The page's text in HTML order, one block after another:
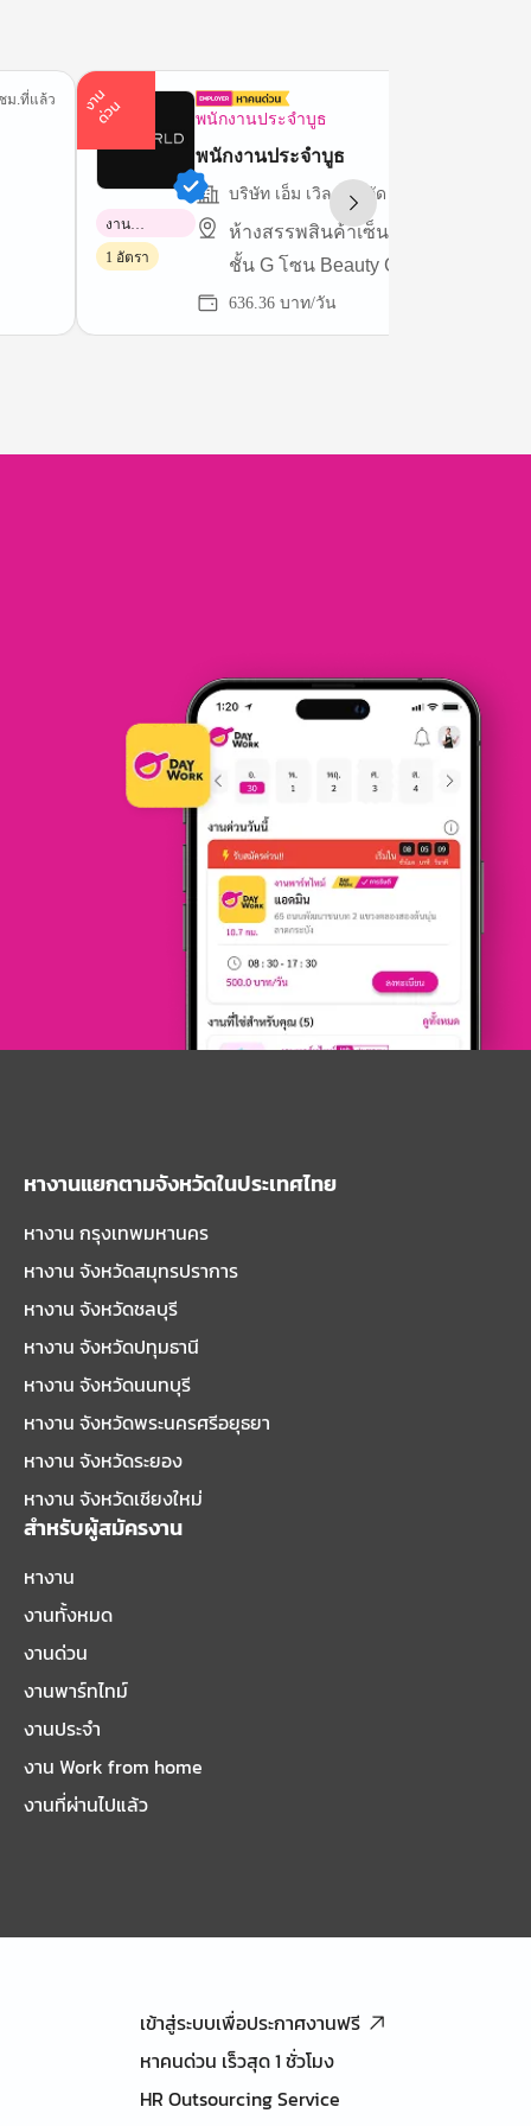
ม.ที่แล้ว ง
า
น
ด่
ว
น พนักงานประจำบูธ
พนักงานประจำบูธ
บริษัท เอ็ม เวิลด์ จำกัด
ห้างสรรพสินค้าเซ็นทรัล สาขาชิดลม
ชั้น G โซน Beauty Galerie
636.36 บาท/วัน
งาน
พาร์ทไทม์
1 อัตรา
หางานแยกตามจังหวัดในประเทศไทย
หางาน กรุงเทพมหานคร
หางาน จังหวัดสมุทรปราการ
หางาน จังหวัดชลบุรี
หางาน จังหวัดปทุมธานี
หางาน จังหวัดนนทบุรี
หางาน จังหวัดพระนครศรีอยุธยา
หางาน จังหวัดระยอง
หางาน จังหวัดเชียงใหม่
สำหรับผู้สมัครงาน
หางาน
งานทั้งหมด
งานด่วน
งานพาร์ทไทม์
งานประจำ
งาน Work from home
งานที่ผ่านไปแล้ว
เข้าสู่ระบบเพื่อประกาศงานฟรี
หาคนด่วน เร็วสุด 1 ชั่วโมง
HR Outsourcing Service